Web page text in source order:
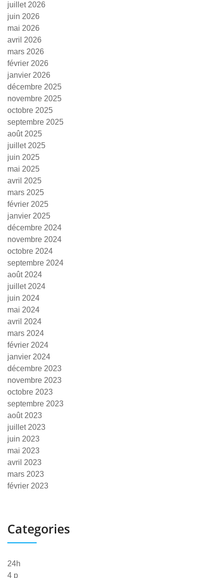
juillet 2026
juin 2026
mai 2026
avril 2026
mars 2026
février 2026
janvier 2026
décembre 2025
novembre 2025
octobre 2025
septembre 2025
août 2025
juillet 2025
juin 2025
mai 2025
avril 2025
mars 2025
février 2025
janvier 2025
décembre 2024
novembre 2024
octobre 2024
septembre 2024
août 2024
juillet 2024
juin 2024
mai 2024
avril 2024
mars 2024
février 2024
janvier 2024
décembre 2023
novembre 2023
octobre 2023
septembre 2023
août 2023
juillet 2023
juin 2023
mai 2023
avril 2023
mars 2023
février 2023
Categories
24h
4 p